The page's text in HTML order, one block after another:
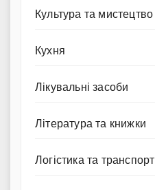
Культура та мистецтво
Кухня
Лікувальні засоби
Література та книжки
Логістика та транспорт